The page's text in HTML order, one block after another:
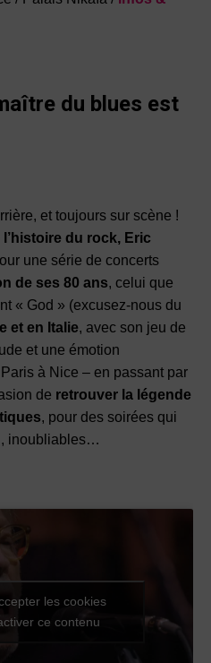
du blues est
et toujours sur scène !
du rock, Eric
une série de concerts
de ses 80 ans, celui que
« God » (excusez-nous du
et en Italie, avec son jeu de
et une émotion
à Nice – en passant par
de retrouver la légende
, pour des soirées qui
inoubliables…
les cookies
ce contenu